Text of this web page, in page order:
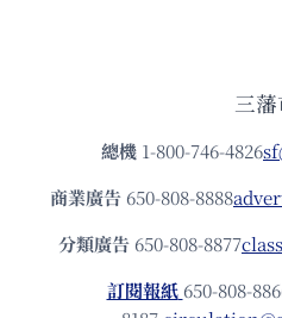
三
總機 1-800-746-4826
商業廣告 650-808-8888
分類廣告 650-808-8877
訂閱報紙 650-808-